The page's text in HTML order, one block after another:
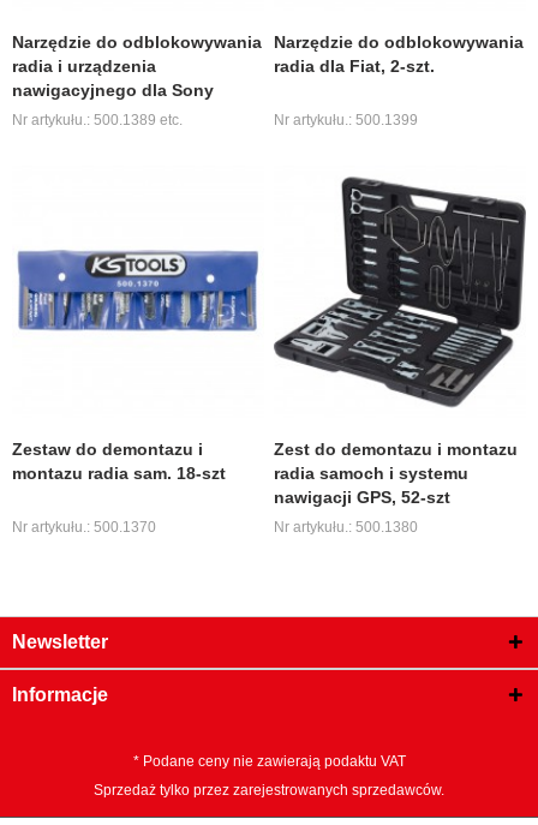
Narzędzie do odblokowywania
radia i urządzenia
nawigacyjnego dla Sony
Nr artykułu.: 500.1389 etc.
Narzędzie do odblokowywania
radia dla Fiat, 2-szt.
Nr artykułu.: 500.1399
Zestaw do demontazu i
montazu radia sam. 18-szt
Nr artykułu.: 500.1370
Zest do demontazu i montazu
radia samoch i systemu
nawigacji GPS, 52-szt
Nr artykułu.: 500.1380
Newsletter
Informacje
* Podane ceny nie zawierają podaktu VAT
Sprzedaż tylko przez zarejestrowanych sprzedawców.